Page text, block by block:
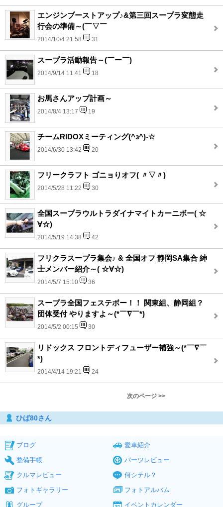
エンジンブーストアップ♪&第三回スープラ変態走
行会の準備～(￣▽￣
2014/10/4 21:58 31
スープラ活動報告～(￣ー￣)
2014/9/14 11:41 18
お馬さんアップ計画～
2014/8/4 13:17 19
チームRIDOXミーティング(^з^)-☆
2014/6/30 13:42 20
フリークラフト ゴニョりオフ( 〃▽〃)
2014/5/28 11:22 30
全国スープラウルトラダイナマイトカーニボー( ☆
∀☆)
2014/5/19 14:38 42
フリクラスープラ集会♪ & 全国オフ 静岡SA集合 紳
士メンバー紹介～( ☆∀☆)
2014/5/7 15:10 36
スープラ全国フェステボー！！ 関東組、静岡組？
団体受付 やりますよ～(*￣∇￣*)
2014/5/2 00:15 30
リドックス フロントディフューザー補強～(*￣∇￣
*)
2014/4/14 19:21 24
次のページ >>
ひば80さん
ブログ
愛車紹介
整備手帳
パーツレビュー
クルマレビュー
何シテル？
フォトギャラリー
フォトアルバム
グループ
イベントカレンダー